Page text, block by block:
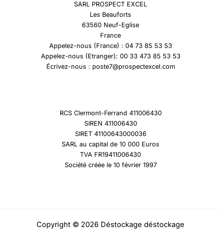
SARL PROSPECT EXCEL
Les Beauforts
63560 Neuf-Eglise
France
Appelez-nous (France) : 04 73 85 53 53
Appelez-nous (Etranger): 00 33 473 85 53 53
Écrivez-nous : poste7@prospectexcel.com
RCS Clermont-Ferrand 411006430
SIREN 411006430
SIRET 41100643000036
SARL au capital de 10 000 Euros
TVA FR19411006430
Société créée le 10 février 1997
Copyright © 2026 Déstockage déstockage